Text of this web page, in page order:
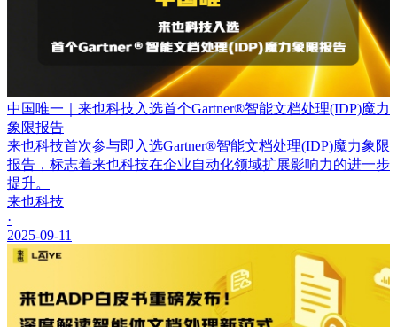
中国唯一｜来也科技入选首个Gartner®智能文档处理(IDP)魔力
象限报告
来也科技首次参与即入选Gartner®智能文档处理(IDP)魔力象限
报告，标志着来也科技在企业自动化领域扩展影响力的进一步
提升。
来也科技
·
2025-09-11